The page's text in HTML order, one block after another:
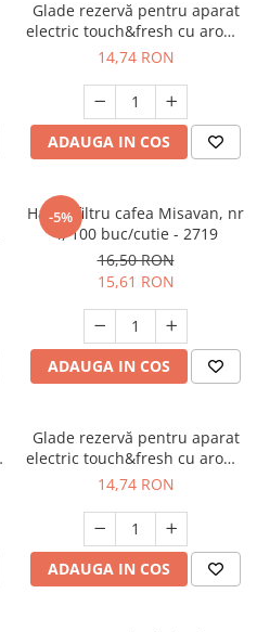
Glade rezervă pentru aparat
electric touch&fresh cu aromă
Sandalwood, 10 g
14,74 RON
ADAUGA IN COS
-5%
Hartie filtru cafea Misavan, nr
4, 100 buc/cutie - 2719
16,50 RON
15,61 RON
ADAUGA IN COS
Glade rezervă pentru aparat
electric touch&fresh cu aromă
Marine, 10 g
14,74 RON
ADAUGA IN COS